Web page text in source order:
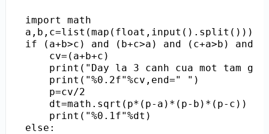
import math
a,b,c=list(map(float,input().split()))
if (a+b>c) and (b+c>a) and (c+a>b) and
    cv=(a+b+c)
print("Day la 3 canh cua mot tam
    print("%0.2f"%cv,end=" ")
    p=cv/2
    dt=math.sqrt(p*(p-a)*(p-b)*(p-c))
    print("%0.1f"%dt)
else: